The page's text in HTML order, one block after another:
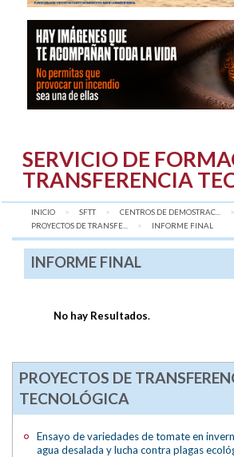
SERVICIO DE
TRANSFERENCIA
INICIO SFTT CENTROS DE DEMOSTRAC...
PROYECTOS DE TRANSFE...
AQUÍ:
INFORME FINAL
INFORME FINAL
No hay Resultados.
PROYECTOS DE
TECNOLÓGICA
Ensayo de variedades de tomate en
agua desalada y lucha contra plagas